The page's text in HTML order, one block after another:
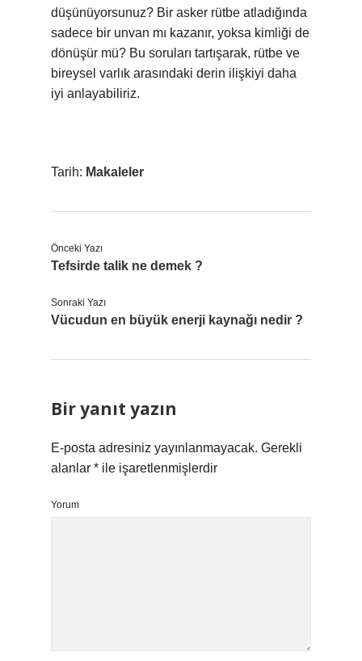
düşünüyorsunuz? Bir asker rütbe atladığında
sadece bir unvan mı kazanır, yoksa kimliği de
dönüşür mü? Bu soruları tartışarak, rütbe ve
bireysel varlık arasındaki derin ilişkiyi daha
iyi anlayabiliriz.
Tarih: Makaleler
Önceki Yazı
Tefsirde talik ne demek ?
Sonraki Yazı
Vücudun en büyük enerji kaynağı nedir ?
Bir yanıt yazın
E-posta adresiniz yayınlanmayacak. Gerekli
alanlar * ile işaretlenmişlerdir
Yorum